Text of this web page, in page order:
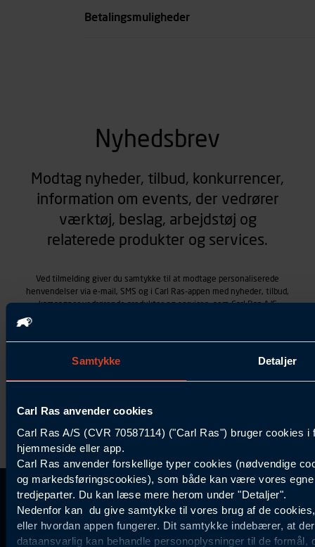
Samtykke Detaljer
Carl Ras anvender cookies
Carl Ras A/S (CVR 70587114) ("Carl Ras") bruger cookies
hjemmeside eller app.
Carl Ras anvender forskellige typer cookies (nødvendige
og markedsføringscookies), som både kan være vores
tredjeparter. Du kan læse mere herom under "Detaljer".
Nedenfor kan du give samtykke til vores brug af de
eller hvordan appen fungerer. Dit samtykke indebærer, at
dataansvarlig kan behandle personoplysninger til de formål,
Betalingsmuligheder
Nyhedsbrev
Modtag nyheder, tilbud, konkurrencer,
information om events, der vedrører
værktøj, beslag, arbejdstøj og
relaterede produkter og services.
Ved tilmelding giver du samtykke til at modtage personaliserede
henvendelser via e-mail, SMS og i Carl Ras-appen med nyheder, tilbud,
kampagner vedrørende produkter og services, som Carl Ras A/S
(besøgs- og søgehistorik), samt dine tidligere køb (købshistorik).
behandle ovennævnte personoplysninger. Du kan trække dit
samtykke tilbage ved at trykke "Afmeld" i bunden af hver
vores persondatapolitik
Kontakt Kundeservice
44 85 55
Information
Carl Ras Gruppen
Om os
Kundefordele
Bliv kontokunde
Services
Inspiration
Specialisten
Produktløsninger